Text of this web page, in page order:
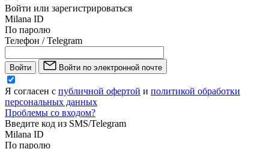
Войти или зарегистрироваться
Milana ID
По паролю
Телефон / Telegram
Войти Войти по электронной почте
Я согласен с публичной офертой и политикой обработки
персональных данных
Проблемы со входом?
Введите код из SMS/Telegram
Milana ID
По паролю